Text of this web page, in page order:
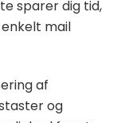
sparer dig tid,
mail
af
og